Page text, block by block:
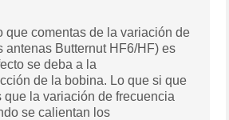
que comentas de la variación de
antenas Butternut HF6/HF) es
se deba a la
de la bobina. Lo que si que
que la variación de frecuencia
se calientan los